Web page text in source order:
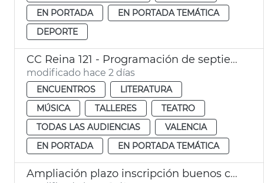
EN PORTADA
EN PORTADA TEMÁTICA
DEPORTE
CC Reina 121 - Programación de septiembre
modificado hace 2 días
ENCUENTROS
LITERATURA
MÚSICA
TALLERES
TEATRO
TODAS LAS AUDIENCIAS
VALENCIA
EN PORTADA
EN PORTADA TEMÁTICA
Ampliación plazo inscripción buenos comercio VLC